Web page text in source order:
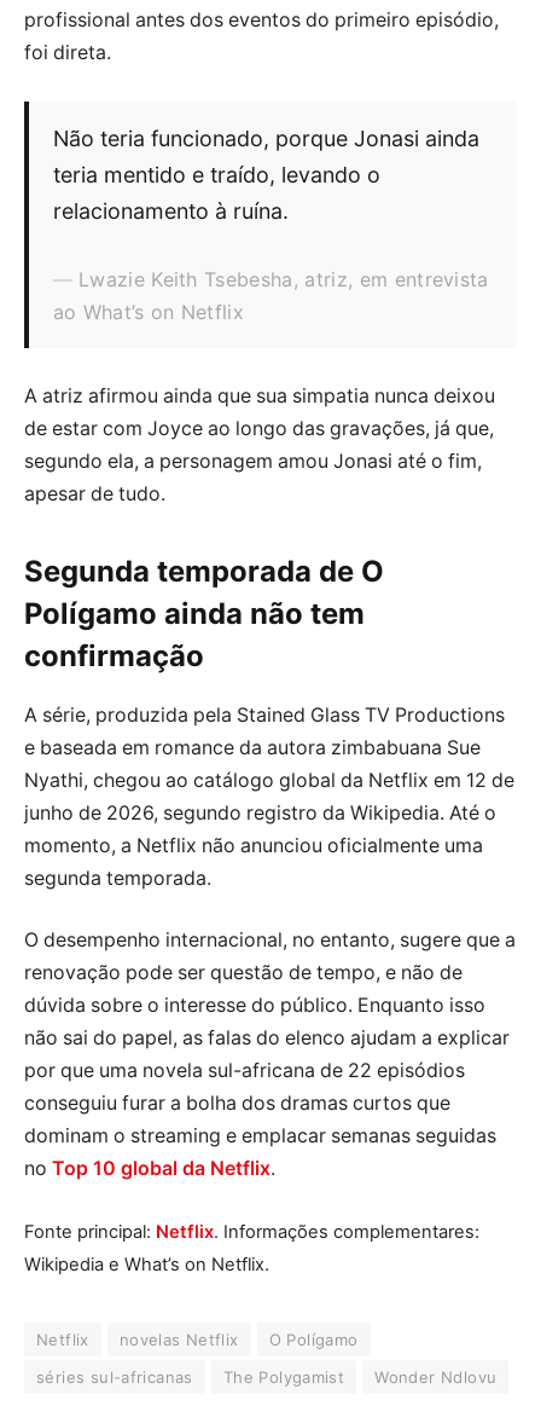
profissional antes dos eventos do primeiro episódio,
foi direta.
Não teria funcionado, porque Jonasi ainda
teria mentido e traído, levando o
relacionamento à ruína.
Lwazie Keith Tsebesha, atriz, em entrevista
ao What’s on Netflix
A atriz afirmou ainda que sua simpatia nunca deixou
de estar com Joyce ao longo das gravações, já que,
segundo ela, a personagem amou Jonasi até o fim,
apesar de tudo.
Segunda temporada de O
Polígamo ainda não tem
confirmação
A série, produzida pela Stained Glass TV Productions
e baseada em romance da autora zimbabuana Sue
Nyathi, chegou ao catálogo global da Netflix em 12 de
junho de 2026, segundo registro da Wikipedia. Até o
momento, a Netflix não anunciou oficialmente uma
segunda temporada.
O desempenho internacional, no entanto, sugere que a
renovação pode ser questão de tempo, e não de
dúvida sobre o interesse do público. Enquanto isso
não sai do papel, as falas do elenco ajudam a explicar
por que uma novela sul-africana de 22 episódios
conseguiu furar a bolha dos dramas curtos que
dominam o streaming e emplacar semanas seguidas
no Top 10 global da Netflix.
Fonte principal: Netflix. Informações complementares:
Wikipedia e What’s on Netflix.
Netflix novelas Netflix
O Polígamo
séries sul-africanas
The Polygamist Wonder Ndlovu